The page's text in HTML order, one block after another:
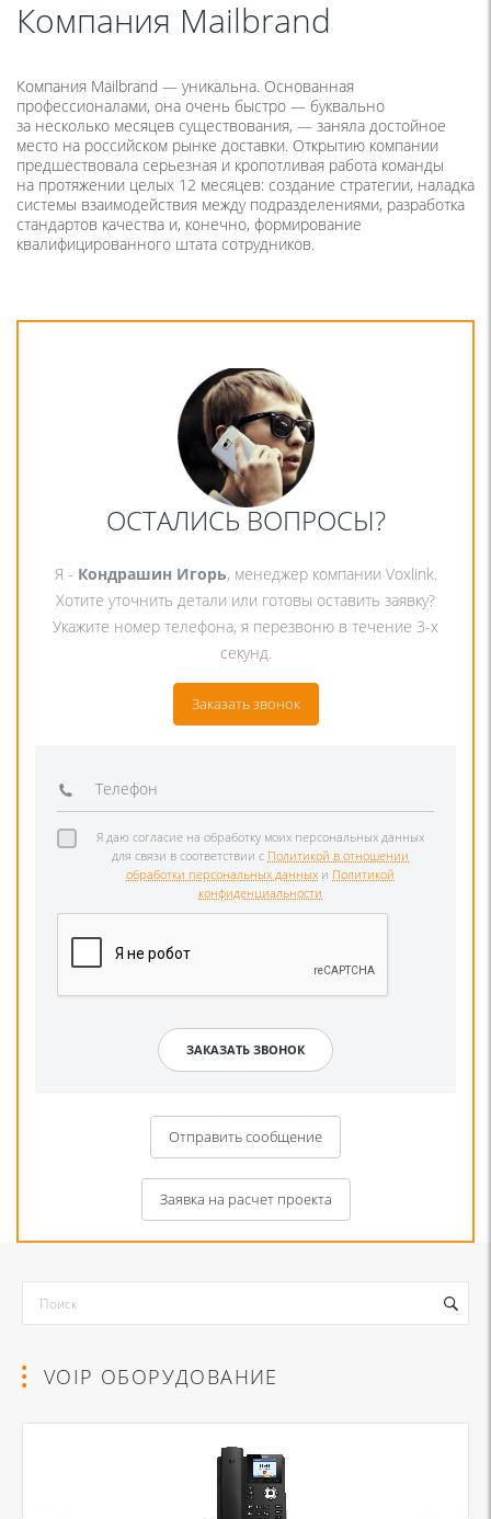
Компания Mailbrand
Компания Mailbrand — уникальна. Основанная
профессионалами, она очень быстро — буквально
за несколько месяцев существования, — заняла достойное
место на российском рынке доставки. Открытию компании
предшествовала серьезная и кропотливая работа команды
на протяжении целых 12 месяцев: создание стратегии, наладка
системы взаимодействия между подразделениями, разработка
стандартов качества и, конечно, формирование
квалифицированного штата сотрудников.
ОСТАЛИСЬ ВОПРОСЫ?
Я - Кондрашин Игорь, менеджер компании Voxlink.
Хотите уточнить детали или готовы оставить заявку?
Укажите номер телефона, я перезвоню в течение 3-х
секунд.
Заказать звонок
Я даю согласие на обработку моих персональных данных
для связи в соответствии с Политикой в отношении
обработки персональных данных и Политикой
конфиденциальности
Отправить сообщение
Я даю согласие на обработку моих персональных данных для связи
Заявка на расчет проекта
VOIP ОБОРУДОВАНИЕ